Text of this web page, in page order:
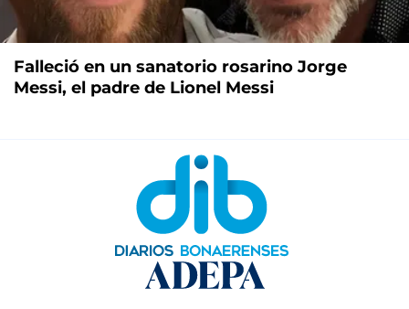
Falleció en un sanatorio rosarino Jorge
Messi, el padre de Lionel Messi